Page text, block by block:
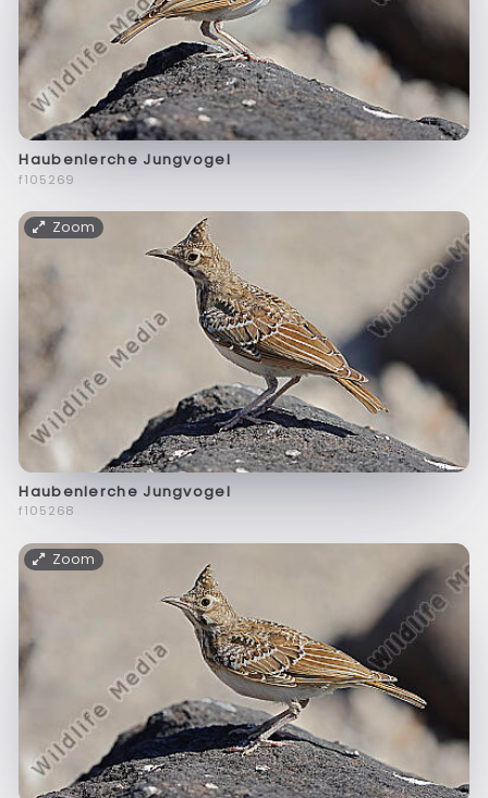
Haubenlerche Jungvogel
f105269
Zoom
Haubenlerche Jungvogel
f105268
Zoom